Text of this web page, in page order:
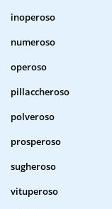
inoperoso
numeroso
operoso
pillaccheroso
polveroso
prosperoso
sugheroso
vituperoso